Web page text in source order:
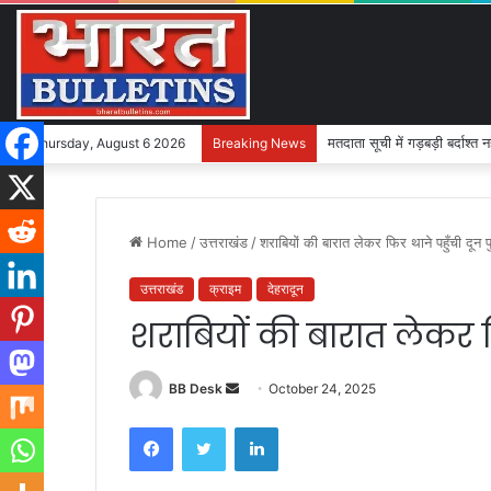
Thursday, August 6 2026 Breaking News मतदाता सूची में गड़बड़ी बर्दाश्त
Home /उत्तराखंड /शराबियों की बारात लेकर फिर थाने पहुँची दून
उत्तराखंड क्राइम देहरादून
शराबियों की बारात
BB Desk
d
October 24, 2025